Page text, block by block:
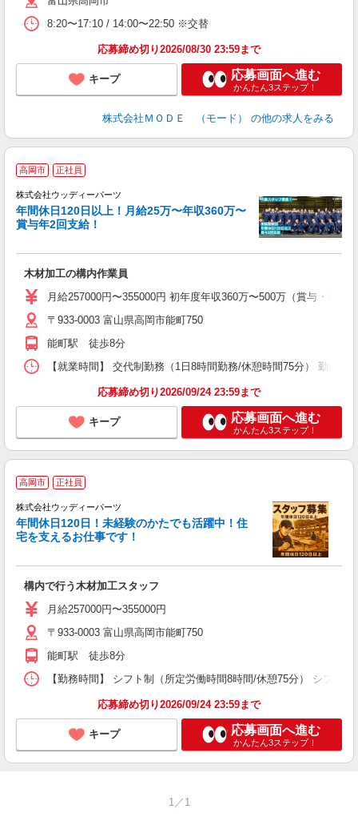
8:20〜17:10 / 14:00〜22:50 ※交替
応募締め切り2026/08/30 23:59まで
キープ 応募画面へ進む
かんたん3ステップ！
株式会社ＭＯＤＥ （モード） の他の求人をみる
高岡市 正社員
株式会社ウッディーパーツ
年間休日120日以上！月給25万〜年収360万〜
賞与年2回支給！
木材加工の構内作業員
月給257000円〜355000円 初年度年収360万〜500万（賞与・手
〒933-0003 富山県高岡市能町750
能町駅 徒歩8分
【就業時間】 交代制勤務（1日8時間勤務/休憩時間75分） 勤務パ
応募締め切り2026/09/24 23:59まで
キープ 応募画面へ進む
かんたん3ステップ！
高岡市 正社員
株式会社ウッディーパーツ
年間休日120日！未経験のかたでも活躍中！住
宅を支えるお仕事です！
構内で行う木材加工スタッフ
月給257000円〜355000円
〒933-0003 富山県高岡市能町750
能町駅 徒歩8分
【勤務時間】 シフト制（所定労働時間8時間/休憩75分） シフト
応募締め切り2026/09/24 23:59まで
キープ 応募画面へ進む
かんたん3ステップ！
1／1